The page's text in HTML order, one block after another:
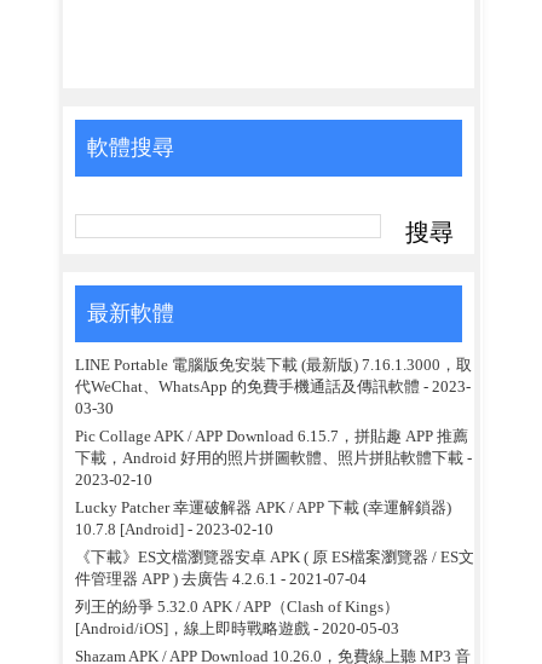
軟體搜尋
最新軟體
LINE Portable 電腦版免安裝下載 (最新版) 7.16.1.3000，取
代WeChat、WhatsApp 的免費手機通話及傳訊軟體 - 2023-
03-30
Pic Collage APK / APP Download 6.15.7，拼貼趣 APP 推薦
下載，Android 好用的照片拼圖軟體、照片拼貼軟體下載-
2023-02-10
Lucky Patcher 幸運破解器 APK / APP 下載 (幸運解鎖器)
10.7.8 [Android] - 2023-02-10
《下載》ES文檔瀏覽器安卓 APK ( 原 ES檔案瀏覽器 / ES文
件管理器 APP ) 去廣告 4.2.6.1 - 2021-07-04
列王的紛爭 5.32.0 APK / APP（Clash of Kings）
[Android/iOS]，線上即時戰略遊戲- 2020-05-03
Shazam APK / APP Download 10.26.0，免費線上聽 MP3 音